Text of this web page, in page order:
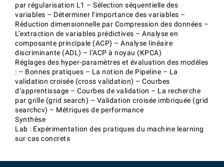
par régularisation L1 – Sélection séquentielle des
variables – Déterminer l’importance des variables –
Réduction dimensionnelle par Compression des données –
L’extraction de variables prédictives – Analyse en
composante principale (ACP) – Analyse linéaire
discriminante (ADL) – l’ACP à noyau (KPCA)
Réglages des hyper-paramètres et évaluation des modèles
: – Bonnes pratiques – La notion de Pipeline – La
validation croisée (cross validation) – Courbes
d’apprentissage – Courbes de validation – La recherche
par grille (grid search) – Validation croisée imbriquée (grid
searchcv) – Métriques de performance
Synthèse
Lab : Expérimentation des pratiques du machine learning
sur cas concrets